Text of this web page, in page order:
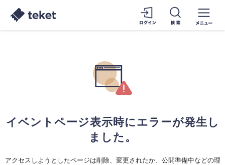
イベントページ表示時にエラーが発生し
ました。
アクセスしようとしたページは削除、変更されたか、公開準備中などの理